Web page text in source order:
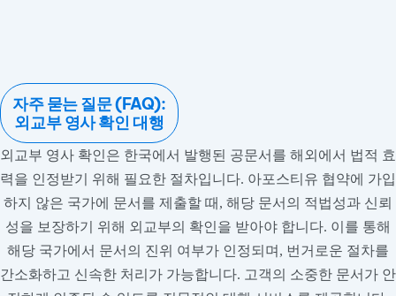
자주 묻는 질문 (FAQ):
외교부 영사 확인 대행
외교부 영사 확인은 한국에서 발행된 공문서를 해외에서 법적 효
력을 인정받기 위해 필요한 절차입니다. 아포스티유 협약에 가입
하지 않은 국가에 문서를 제출할 때, 해당 문서의 적법성과 신뢰
성을 보장하기 위해 외교부의 확인을 받아야 합니다. 이를 통해
해당 국가에서 문서의 진위 여부가 인정되며, 번거로운 절차를
간소화하고 신속한 처리가 가능합니다. 고객의 소중한 문서가 안